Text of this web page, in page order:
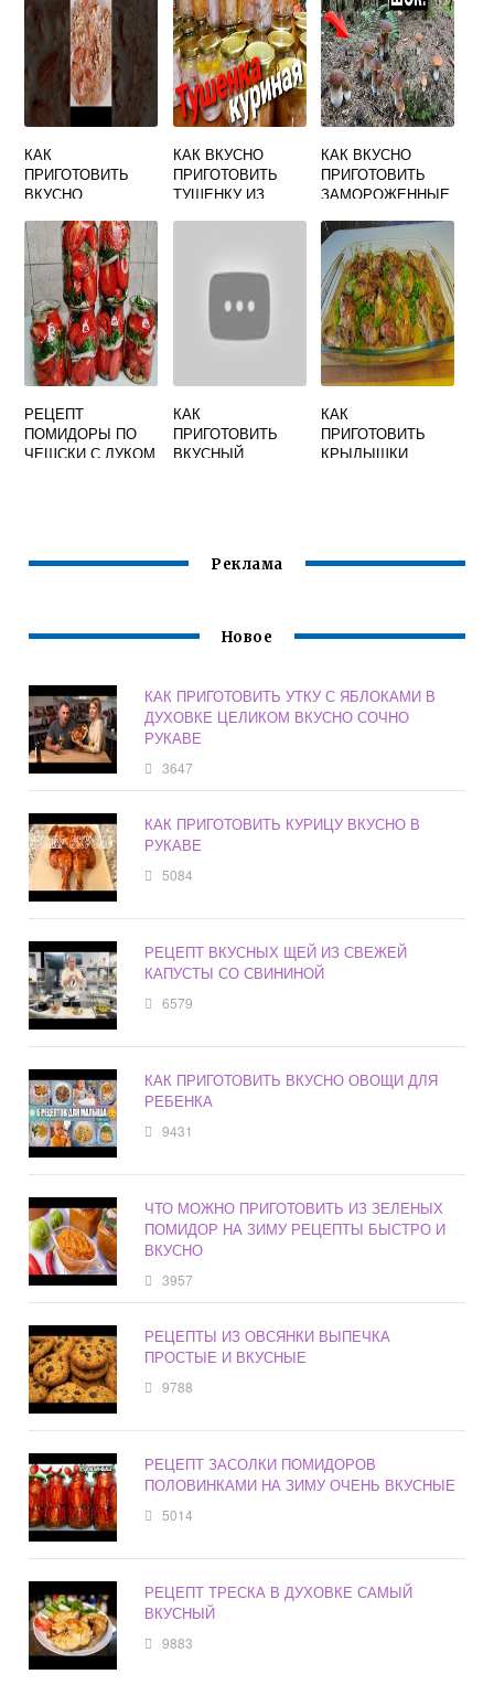
СЛИВКАМИ
СЫРОМ
КАК
ПРИГОТОВИТЬ
ВКУСНО
КАК ВКУСНО
ПРИГОТОВИТЬ
ТУШЕНКУ ИЗ
КАК ВКУСНО
ПРИГОТОВИТЬ
ЗАМОРОЖЕННЫЕ
РЕЦЕПТ
ПОМИДОРЫ ПО
ЧЕШСКИ С ЛУКОМ
КАК
ПРИГОТОВИТЬ
ВКУСНЫЙ
КАК
ПРИГОТОВИТЬ
КРЫЛЫШКИ
Реклама
Новое
КАК ПРИГОТОВИТЬ УТКУ С ЯБЛОКАМИ В
ДУХОВКЕ ЦЕЛИКОМ ВКУСНО СОЧНО
РУКАВЕ
3647
КАК ПРИГОТОВИТЬ КУРИЦУ ВКУСНО В
РУКАВЕ
5084
РЕЦЕПТ ВКУСНЫХ ЩЕЙ ИЗ СВЕЖЕЙ
КАПУСТЫ СО СВИНИНОЙ
6579
КАК ПРИГОТОВИТЬ ВКУСНО ОВОЩИ ДЛЯ
РЕБЕНКА
9431
ЧТО МОЖНО ПРИГОТОВИТЬ ИЗ ЗЕЛЕНЫХ
ПОМИДОР НА ЗИМУ РЕЦЕПТЫ БЫСТРО И
ВКУСНО
3957
РЕЦЕПТЫ ИЗ ОВСЯНКИ ВЫПЕЧКА
ПРОСТЫЕ И ВКУСНЫЕ
9788
РЕЦЕПТ ЗАСОЛКИ ПОМИДОРОВ
ПОЛОВИНКАМИ НА ЗИМУ ОЧЕНЬ ВКУСНЫЕ
5014
РЕЦЕПТ ТРЕСКА В ДУХОВКЕ САМЫЙ
ВКУСНЫЙ
9883